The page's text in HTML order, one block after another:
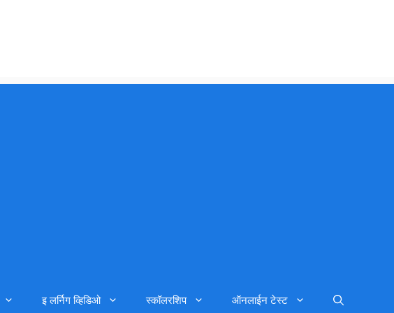
इ लर्निग व्हिडिओ स्कॉलरशिप ऑनलाईन टेस्ट